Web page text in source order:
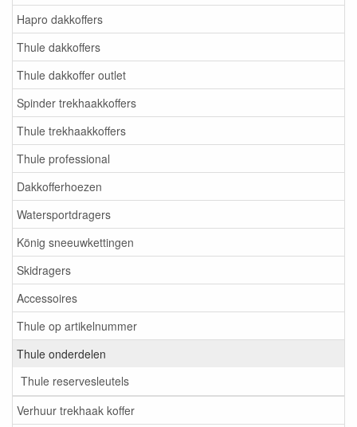
Hapro dakkoffers
Thule dakkoffers
Thule dakkoffer outlet
Spinder trekhaakkoffers
Thule trekhaakkoffers
Thule professional
Dakkofferhoezen
Watersportdragers
König sneeuwkettingen
Skidragers
Accessoires
Thule op artikelnummer
Thule onderdelen
Thule reservesleutels
Verhuur trekhaak koffer